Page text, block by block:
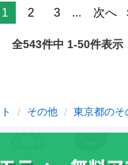
1 2 3 ... 次へ
全543件中 1-50件表示
その他 東京都のそ